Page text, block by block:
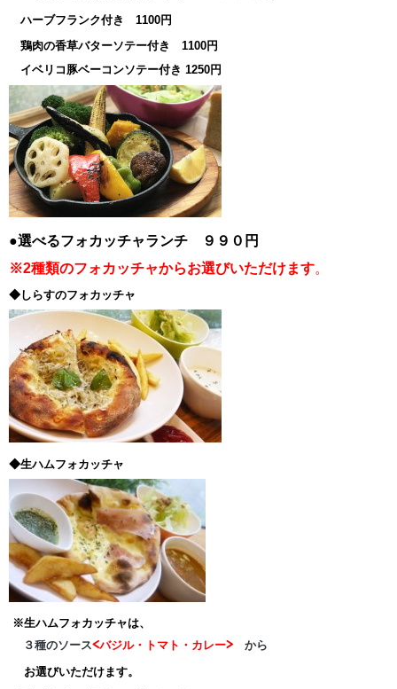
ハーブフランク付き 1100円
鶏肉の香草バターソテー付き 1100円
イベリコ豚ベーコンソテー付き 1250円
●選べるフォカッチャランチ ９９０円
※2種類のフォカッチャからお選びいただけます。
◆しらすのフォカッチャ
◆生ハムフォカッチャ
※生ハムフォカッチャは、
３種のソース<バジル・トマト・カレー> から
お選びいただけます。